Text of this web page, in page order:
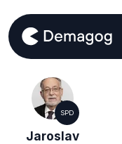
SPD
Jaroslav